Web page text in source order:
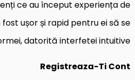
ce au început experiența de
ușor și rapid pentru ei să se
datorită interfetei intuitive.
Registreaza-Ti Cont